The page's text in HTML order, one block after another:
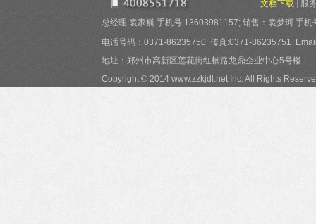
文档下载
服
总经理:袁家巍 手机号:13603981157; 销售：袁梦珂 手
电话号码：0371-86235750 传真:0371-86235751
地址：郑州市高新区莲花街红楠路龙鼎企业中心5号楼
Copyright © 2014 www.zzkjdl.net Inc. All Rights